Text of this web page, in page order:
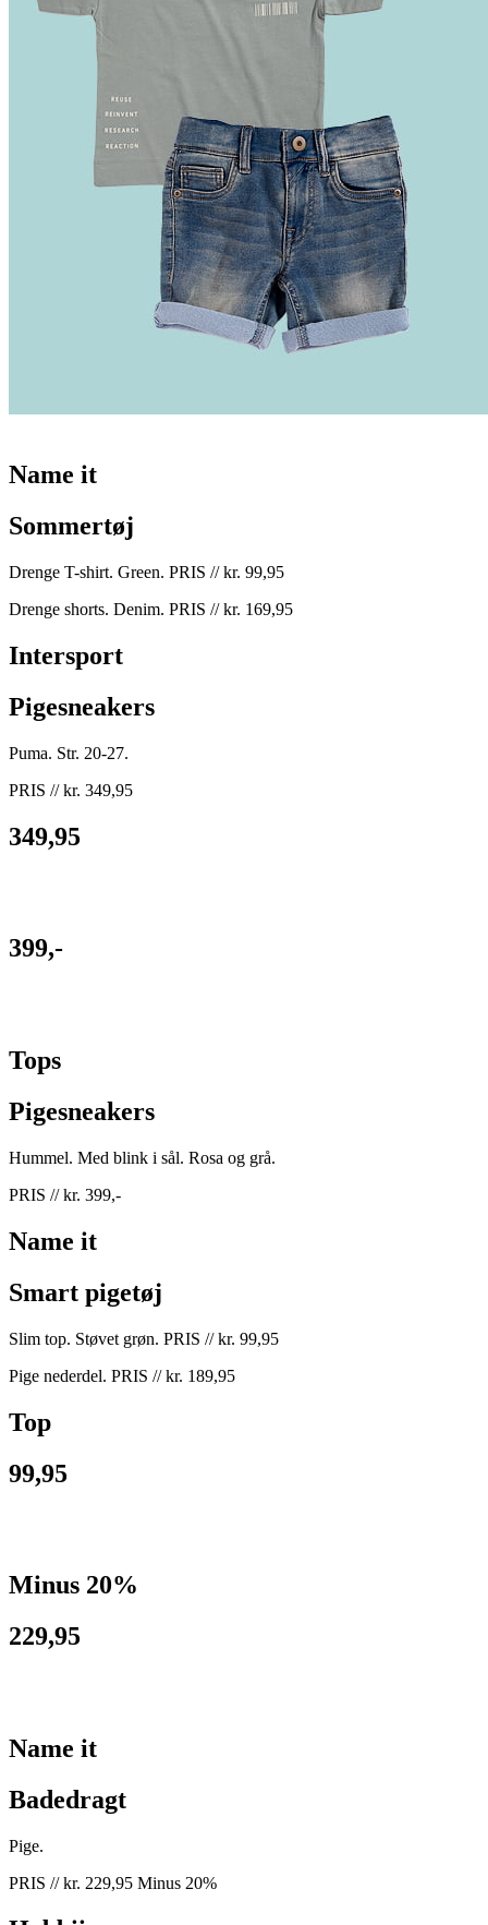
Name it
Sommertøj
Drenge T-shirt. Green. PRIS // kr. 99,95
Drenge shorts. Denim. PRIS // kr. 169,95
Intersport
Pigesneakers
Puma. Str. 20-27.
PRIS // kr. 349,95
349,95
399,-
Tops
Pigesneakers
Hummel. Med blink i sål. Rosa og grå.
PRIS // kr. 399,-
Name it
Smart pigetøj
Slim top. Støvet grøn. PRIS // kr. 99,95
Pige nederdel. PRIS // kr. 189,95
Top
99,95
Minus 20%
229,95
Name it
Badedragt
Pige.
PRIS // kr. 229,95 Minus 20%